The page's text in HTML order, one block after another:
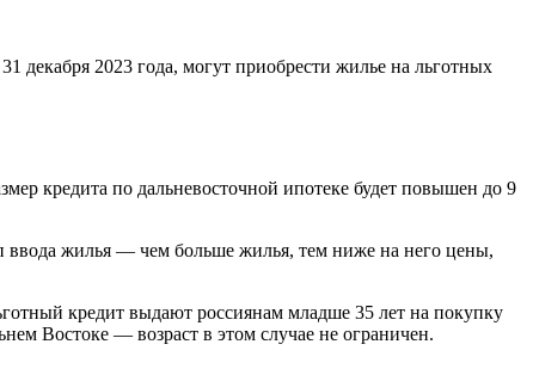
декабря 2023 года, могут приобрести жилье на льготных
кредита по дальневосточной ипотеке будет повышен до 9
ввода жилья — чем больше жилья, тем ниже на него цены,
кредит выдают россиянам младше 35 лет на покупку
Востоке — возраст в этом случае не ограничен.